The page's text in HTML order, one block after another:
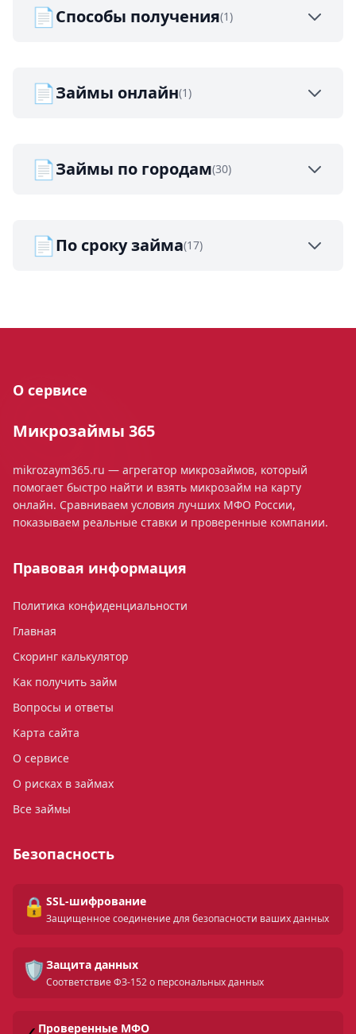
📄Способы получения(1)
📄Займы онлайн(1)
📄Займы по городам(30)
📄По сроку займа(17)
О сервисе
Микрозаймы 365
mikrozaym365.ru — агрегатор микрозаймов, который
помогает быстро найти и взять микрозайм на карту
онлайн. Сравниваем условия лучших МФО России,
показываем реальные ставки и проверенные компании.
Правовая информация
Политика конфиденциальности
Главная
Скоринг калькулятор
Как получить займ
Вопросы и ответы
Карта сайта
О сервисе
О рисках в займах
Все займы
Безопасность
🔒 SSL-шифрование
Защищенное соединение для безопасности ваших данных
🛡️ Защита данных
Соответствие ФЗ-152 о персональных данных
Проверенные МФО